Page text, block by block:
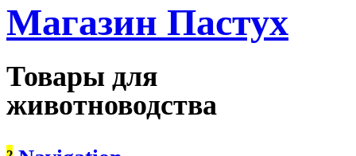
Магазин Пастух
Товары для
животноводства